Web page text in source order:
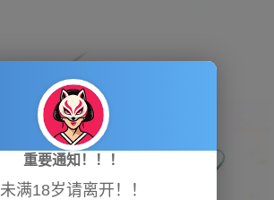
重要通知！！！
未满18岁请离开！！